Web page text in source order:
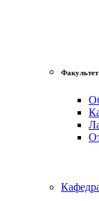
Факультет